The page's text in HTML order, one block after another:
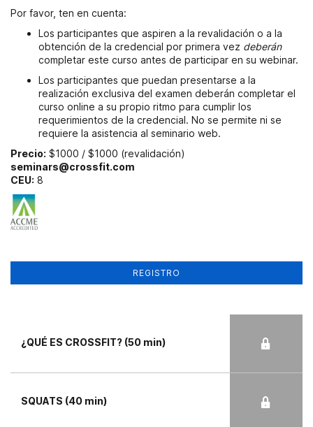
Por favor, ten en cuenta:
Los participantes que aspiren a la revalidación o a la
obtención de la credencial por primera vez deberán
completar este curso antes de participar en su webinar.
Los participantes que puedan presentarse a la
realización exclusiva del examen deberán completar el
curso online a su propio ritmo para cumplir los
requerimientos de la credencial. No se permite ni se
requiere la asistencia al seminario web.
Precio: $1000 / $1000 (revalidación)
seminars@crossfit.com
CEU: 8
REGISTRO
¿QUÉ ES CROSSFIT? (50 min)
SQUATS (40 min)